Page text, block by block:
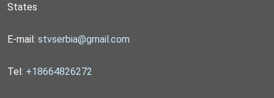
States
E-mail: stvserbia@gmail.com
Tel: +18664826272